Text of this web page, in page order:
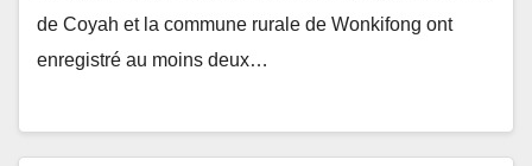
de Coyah et la commune rurale de Wonkifong ont
enregistré au moins deux…